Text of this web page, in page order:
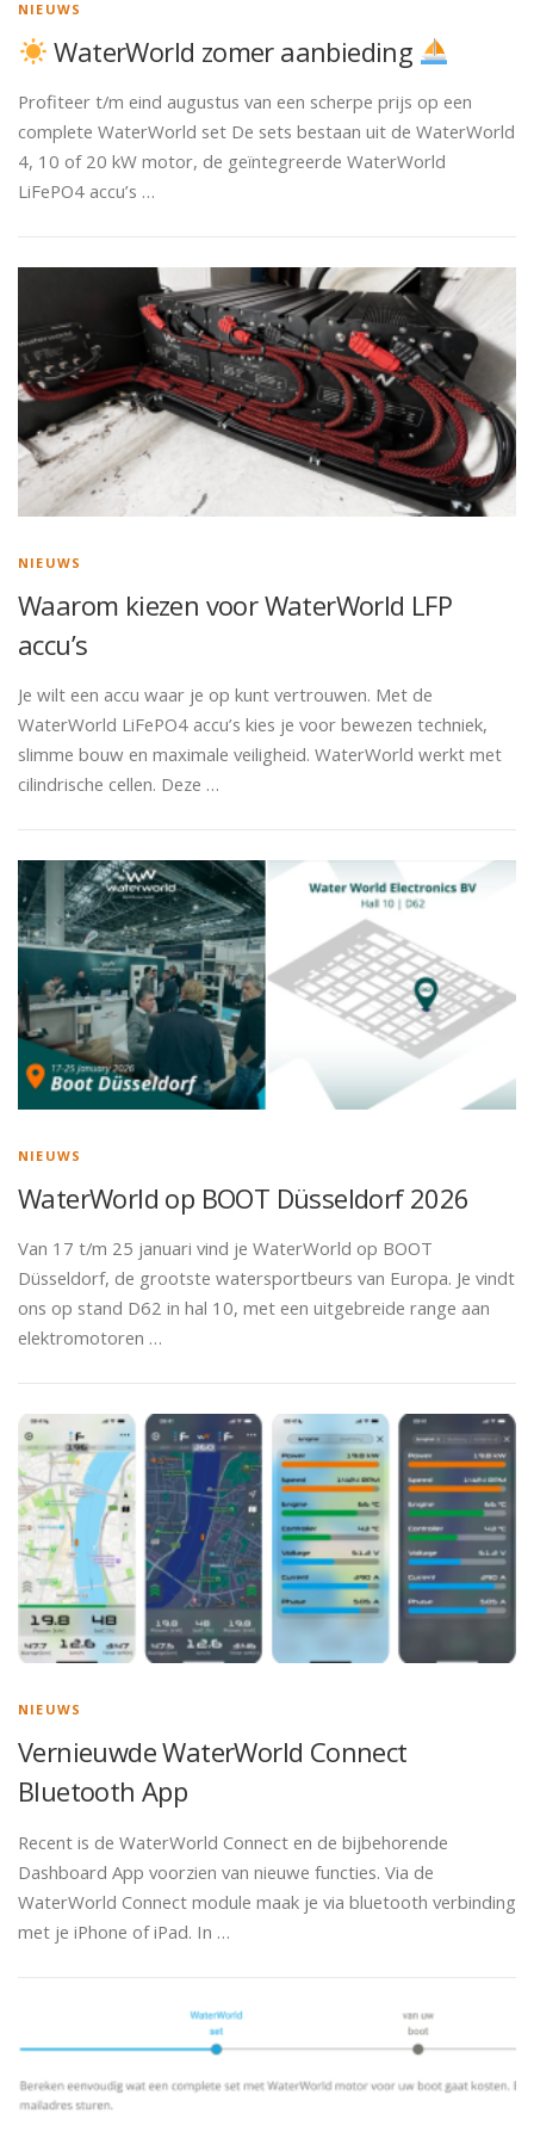
NIEUWS
WaterWorld zomer aanbieding
Profiteer t/m eind augustus van een scherpe prijs op een
complete WaterWorld set De sets bestaan uit de WaterWorld
4, 10 of 20 kW motor, de geïntegreerde WaterWorld
LiFePO4 accu’s …
NIEUWS
Waarom kiezen voor WaterWorld LFP
accu’s
Je wilt een accu waar je op kunt vertrouwen. Met de
WaterWorld LiFePO4 accu’s kies je voor bewezen techniek,
slimme bouw en maximale veiligheid. WaterWorld werkt met
cilindrische cellen. Deze …
NIEUWS
WaterWorld op BOOT Düsseldorf 2026
Van 17 t/m 25 januari vind je WaterWorld op BOOT
Düsseldorf, de grootste watersportbeurs van Europa. Je vindt
ons op stand D62 in hal 10, met een uitgebreide range aan
elektromotoren …
NIEUWS
Vernieuwde WaterWorld Connect
Bluetooth App
Recent is de WaterWorld Connect en de bijbehorende
Dashboard App voorzien van nieuwe functies. Via de
WaterWorld Connect module maak je via bluetooth verbinding
met je iPhone of iPad. In …